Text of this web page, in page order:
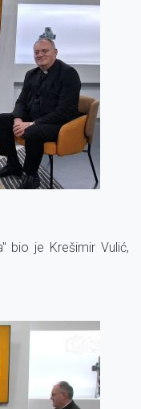
bio je Krešimir Vulić,